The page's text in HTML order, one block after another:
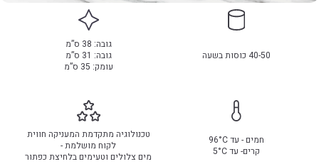
40-50 כוסות בשעה
גובה: 38 ס”מ
גובה: 31 ס”מ
עומק: 35 ס”מ
חמים - עד 96°C
קרים- עד 5°C
טכנולוגיה מתקדמת המעניקה חווית
לקוח מושלמת -
מים צלולים וטעימים בלחיצת כפתור